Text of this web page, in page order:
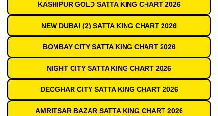
KASHIPUR GOLD SATTA KING CHART 2026
NEW DUBAI (2) SATTA KING CHART 2026
BOMBAY CITY SATTA KING CHART 2026
NIGHT CITY SATTA KING CHART 2026
DEOGHAR CITY SATTA KING CHART 2026
AMRITSAR BAZAR SATTA KING CHART 2026